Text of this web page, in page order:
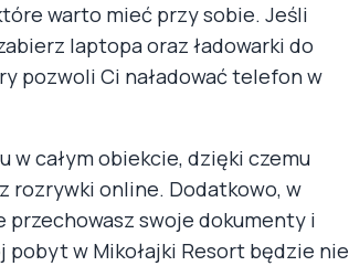
warto mieć przy sobie. Jeśli
laptopa oraz ładowarki do
pozwoli Ci naładować telefon w
całym obiekcie, dzięki czemu
rozrywki online. Dodatkowo, w
swoje dokumenty i
w Mikołajki Resort będzie nie